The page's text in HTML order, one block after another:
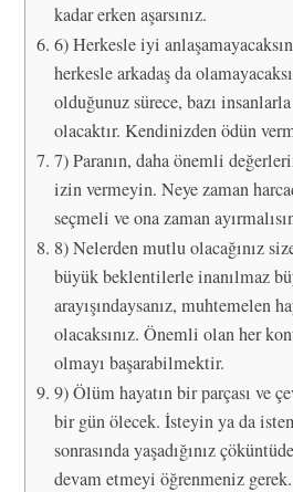
kadar erken aşarsınız.
6) Herkesle iyi
herkesle arkadaş da
olduğunuz sürece, bazı insanlarla
olacaktır. Kendinizden ödün
7) Paranın, daha önemli
izin vermeyin. Neye zaman
seçmeli ve ona zaman
8) Nelerden mutlu olacağınız
büyük beklentilerle inanılmaz
arayışındaysanız, muhtemelen
olacaksınız. Önemli olan her
olmayı başarabilmektir.
9) Ölüm hayatın bir parçası ve
bir gün ölecek. İsteyin ya da
sonrasında yaşadığınız
devam etmeyi öğrenmeniz gerek.